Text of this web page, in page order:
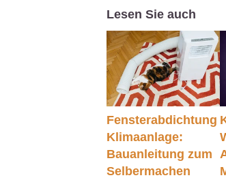
Lesen Sie auch
Fensterabdichtung
Klimaanlage:
Bauanleitung zum
Selbermachen